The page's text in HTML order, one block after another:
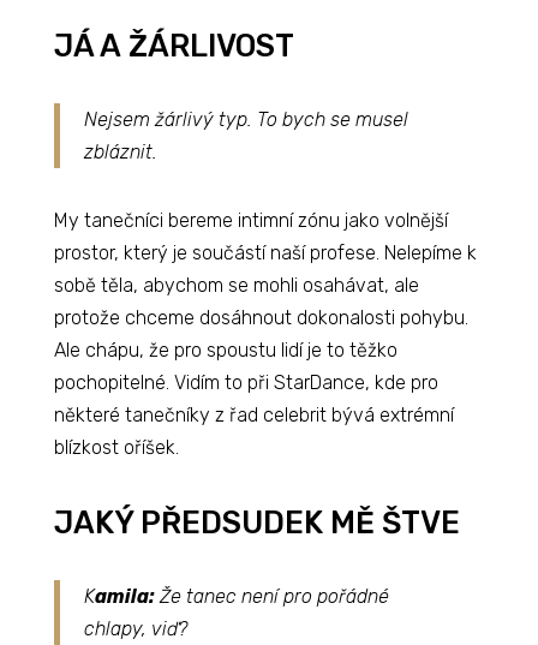
JÁ A ŽÁRLIVOST
Nejsem žárlivý typ. To bych se musel
zbláznit.
My tanečníci bereme intimní zónu jako volnější
prostor, který je součástí naší profese. Nelepíme k
sobě těla, abychom se mohli osahávat, ale
protože chceme dosáhnout dokonalosti pohybu.
Ale chápu, že pro spoustu lidí je to těžko
pochopitelné. Vidím to při StarDance, kde pro
některé tanečníky z řad celebrit bývá extrémní
blízkost oříšek.
JAKÝ PŘEDSUDEK MĚ ŠTVE
Kamila:Že tanec není pro pořádné
chlapy, viď?